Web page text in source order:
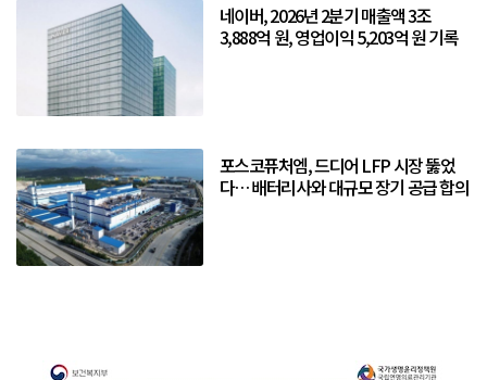
네이버, 2026년 2분기 매출액 3조
3,888억 원, 영업이익 5,203억 원 기록
포스코퓨처엠, 드디어 LFP 시장 뚫었
다… 배터리사와 대규모 장기 공급 합의